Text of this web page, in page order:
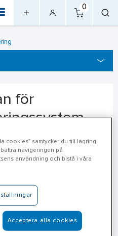
0
för
skicka formuläret. Om du är
det, se till att "Do not
inställningar.
cookies" samtycker du till lagring
navigeringen på
användning och bistå i våra
Acceptera alla cookies